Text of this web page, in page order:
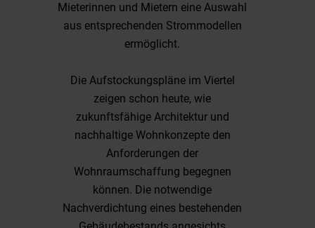
Mieterinnen und Mietern eine Auswahl
aus entsprechenden Strommodellen
ermöglicht.
Die Aufstockungspläne im Viertel
zeigen schon heute, wie
zukunftsfähige Architektur und
nachhaltige Wohnkonzepte den
Anforderungen der
Wohnraumschaffung begegnen
können. Die notwendige
Nachverdichtung eines bestehenden